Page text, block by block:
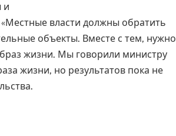
и
власти должны обратить
объекты. Вместе с тем, нужно
жизни. Мы говорили министру
жизни, но результатов пока не